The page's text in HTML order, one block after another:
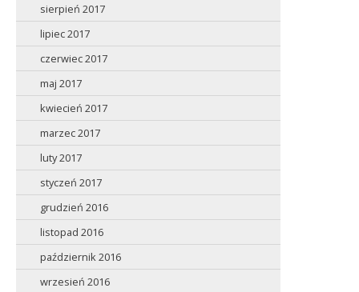
sierpień 2017
lipiec 2017
czerwiec 2017
maj 2017
kwiecień 2017
marzec 2017
luty 2017
styczeń 2017
grudzień 2016
listopad 2016
październik 2016
wrzesień 2016